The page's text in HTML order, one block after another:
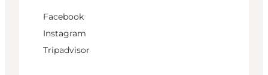
Facebook
Instagram
Tripadvisor